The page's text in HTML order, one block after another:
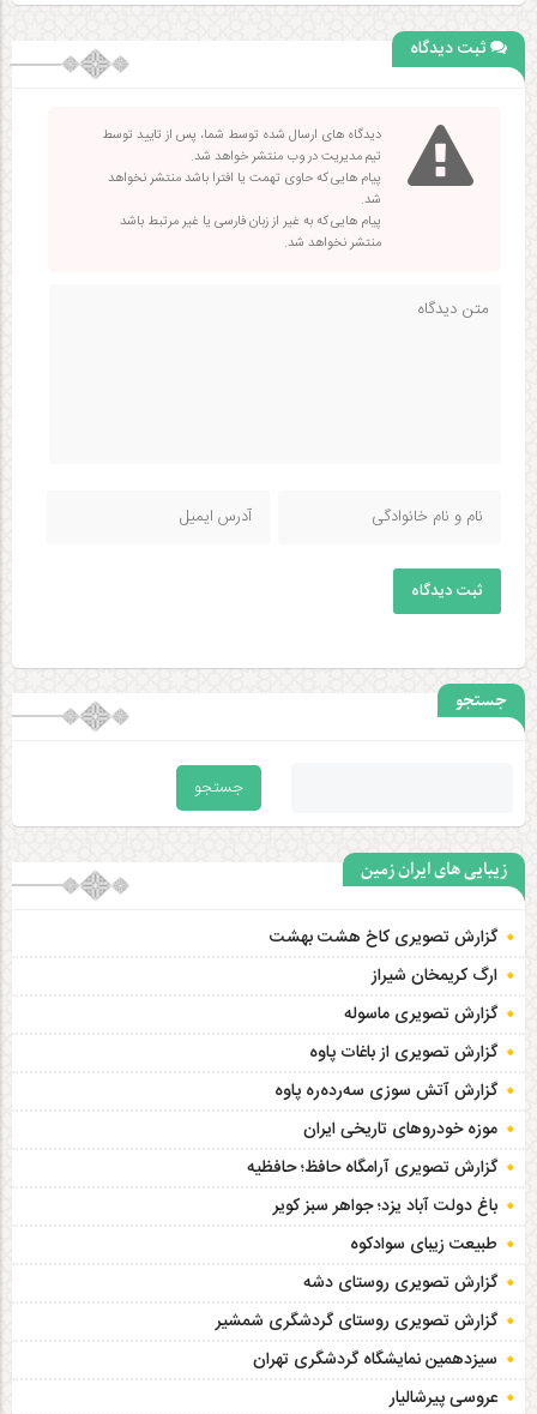
ثبت دیدگاه
دیدگاه های ارسال شده توسط شما، پس از تایید توسط
تیم مدیریت در وب منتشر خواهد شد.
پیام هایی که حاوی تهمت یا افترا باشد منتشر نخواهد
شد.
پیام هایی که به غیر از زبان فارسی یا غیر مرتبط باشد
منتشر نخواهد شد.
ثبت دیدگاه
جستجو
زیبایی های ایران زمین
گزارش تصویری کاخ هشت‌ بهشت
ارگ کریمخان شیراز
گزارش تصویری ماسوله
گزارش تصویری از باغات پاوه
گزارش آتش سوزی سەردەرە پاوه
موزه خودروهای تاریخی ایران
گزارش تصویری آرامگاه حافظ؛ حافظیه‎
باغ دولت آباد یزد؛ جواهر سبز کویر
طبیعت زیبای سوادکوه
گزارش تصویری روستای دشه
گزارش تصویری روستای گردشگری شمشیر
سیزدهمین نمایشگاه گردشگری تهران
عروسی پیرشالیار